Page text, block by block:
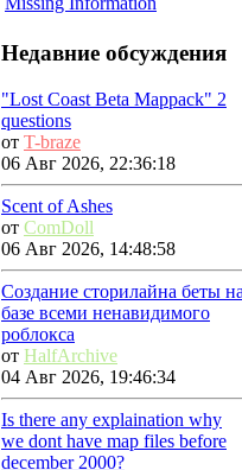
Недавние обсуждения
"Lost Coast Beta Mappack" 2
questions
от T-braze
06 Авг 2026, 22:36:18
Scent of Ashes
от ComDoll
06 Авг 2026, 14:48:58
Создание сторилайна беты
базе всеми ненавидимого
роблокса
от HalfArchive
04 Авг 2026, 19:46:34
Is there any explaination why
we dont have map files before
december 2000?